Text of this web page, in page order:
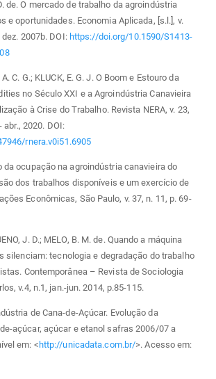
de. O mercado de trabalho da agroindústria
e oportunidades. Economia Aplicada, [s.l.], v.
2007b. DOI: https://doi.org/10.1590/S1413-
A. C. G.; KLUCK, E. G. J. O Boom e Estouro da
no Século XXI e a Agroindústria Canavieira
à Crise do Trabalho. Revista NERA, v. 23,
abr., 2020. DOI:
rnera.v0i51.6905
da ocupação na agroindústria canavieira do
dos trabalhos disponíveis e um exercício de
Econômicas, São Paulo, v. 37, n. 11, p. 69-
J. D.; MELO, B. M. de. Quando a máquina
silenciam: tecnologia e degradação do trabalho
Contemporânea – Revista de Sociologia
v.4, n.1, jan.-jun. 2014, p.85-115.
de Cana-de-Açúcar. Evolução da
açúcar, açúcar e etanol safras 2006/07 a
em: <http://unicadata.com.br/>. Acesso em: